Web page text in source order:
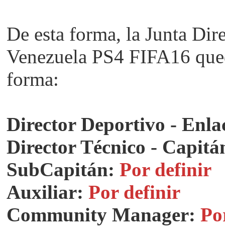
De esta forma, la Junta
Venezuela PS4 FIFA16
forma:
Director Deportivo -
Director Técnico -
SubCapitán: Por definir
Auxiliar: Por definir
Community Manager: